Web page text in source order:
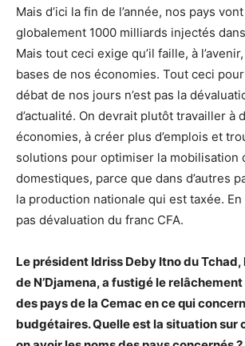
Mais d’ici la fin de l’année, nos pays
globalement 1000 milliards injectés
Mais tout ceci exige qu’il faille, à
bases de nos économies. Tout ceci
débat de nos jours n’est pas la
d’actualité. On devrait plutôt travailler à
économies, à créer plus d’emplois et
solutions pour optimiser la mobilisation
domestiques, parce que dans d’autres
la production nationale qui est taxée. En
pas dévaluation du franc CFA.
Le président Idriss Deby Itno du
de N’Djamena, a fustigé le
des pays de la Cemac en ce qui
budgétaires. Quelle est la situation sur